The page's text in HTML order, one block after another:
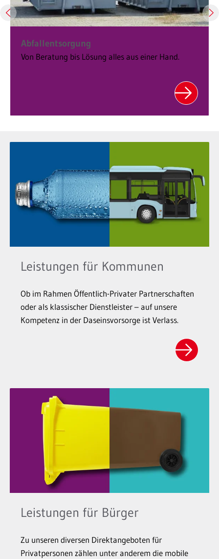
Abfallentsorgung
Von Beratung bis Lösung alles aus einer Hand.
Leistungen für Kommunen
Ob im Rahmen Öffentlich-Privater Partnerschaften
oder als klassischer Dienstleister – auf unsere
Kompetenz in der Daseinsvorsorge ist Verlass.
Leistungen für Bürger
Zu unseren diversen Direktangeboten für
Privatpersonen zählen unter anderem die mobile